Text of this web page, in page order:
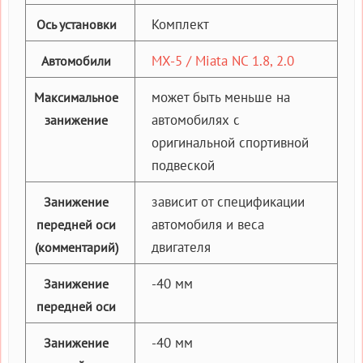
Ось установки Комплект
Автомобили MX-5 / Miata NC 1.8, 2.0
Максимальное
занижение
может быть меньше на
автомобилях с
оригинальной спортивной
подвеской
Занижение
передней оси
(комментарий)
зависит от спецификации
автомобиля и веса
двигателя
Занижение
передней оси
-40 мм
Занижение
-40 мм